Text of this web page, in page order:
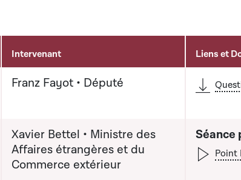
Intervenant Liens et
Franz Fayot • Député
Xavier Bettel • Ministre des
Affaires étrangères et du
Commerce extérieur
Séance
Point